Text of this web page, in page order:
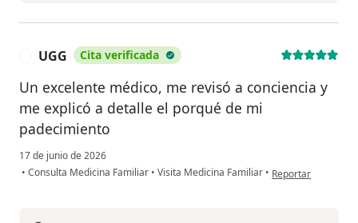
UGG Cita verificada
Un excelente médico, me revisó a conciencia y
me explicó a detalle el porqué de mi
padecimiento
17 de junio de 2026
• Consulta Medicina Familiar • Visita Medicina Familiar • en opinión del
Reportar